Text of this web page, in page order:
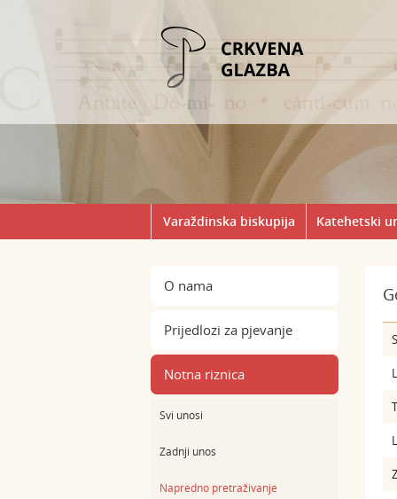
Varaždinska biskupija Katehetski
O nama
Prijedlozi za pjevanje
Notna riznica
Svi unosi
Zadnji unos
Napredno pretraživanje